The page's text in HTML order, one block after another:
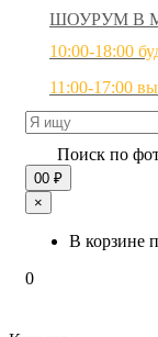
ШОУРУМ В
10:00-18:00
11:00-17:00
Поиск по
00 ₽
×
В корзине
0